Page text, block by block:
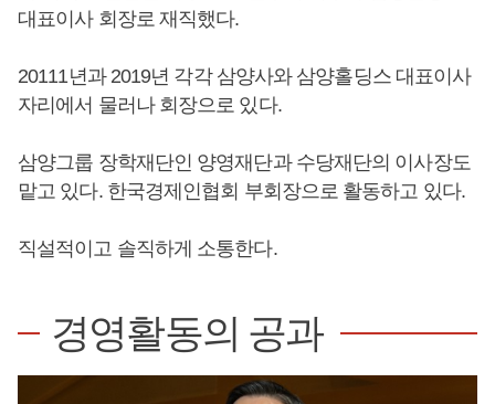
대표이사 회장로 재직했다.
20111년과 2019년 각각 삼양사와 삼양홀딩스 대표이사
자리에서 물러나 회장으로 있다.
삼양그룹 장학재단인 양영재단과 수당재단의 이사장도
맡고 있다. 한국경제인협회 부회장으로 활동하고 있다.
직설적이고 솔직하게 소통한다.
경영활동의 공과